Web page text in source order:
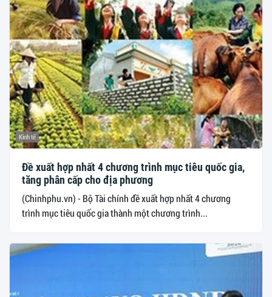
Kinh tế
Đề xuất hợp nhất 4 chương trình mục tiêu quốc gia,
tăng phân cấp cho địa phương
(Chinhphu.vn) - Bộ Tài chính đề xuất hợp nhất 4 chương
trình mục tiêu quốc gia thành một chương trình...